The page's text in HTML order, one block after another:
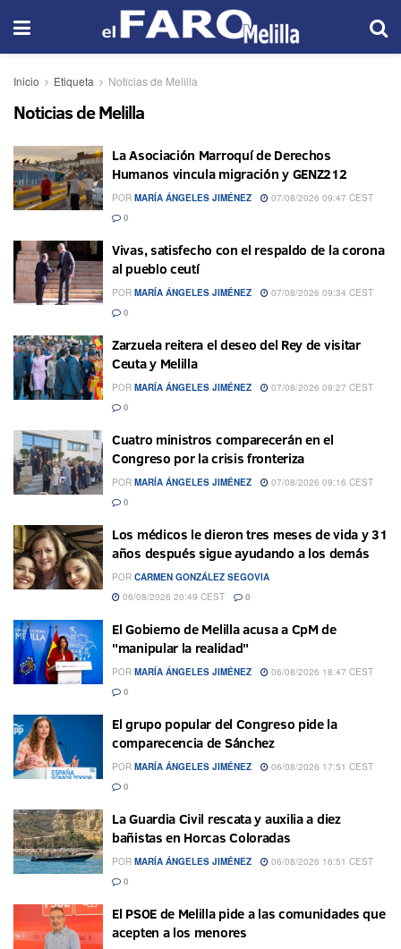
Inicio Etiqueta Noticias de Melilla
Noticias de Melilla
La Asociación Marroquí de Derechos
Humanos vincula migración y GENZ212
POR MARÍA ÁNGELES JIMÉNEZ
07/08/2026 09:47 CEST
0
Vivas, satisfecho con el respaldo de la corona
al pueblo ceutí
POR MARÍA ÁNGELES JIMÉNEZ
07/08/2026 09:34 CEST
0
Zarzuela reitera el deseo del Rey de visitar
Ceuta y Melilla
POR MARÍA ÁNGELES JIMÉNEZ
07/08/2026 09:27 CEST
0
Cuatro ministros comparecerán en el
Congreso por la crisis fronteriza
POR MARÍA ÁNGELES JIMÉNEZ
07/08/2026 09:16 CEST
0
Los médicos le dieron tres meses de vida y 31
años después sigue ayudando a los demás
POR CARMEN GONZÁLEZ SEGOVIA
06/08/2026 20:49 CEST
0
El Gobierno de Melilla acusa a CpM de
"manipular la realidad"
POR MARÍA ÁNGELES JIMÉNEZ
06/08/2026 18:47 CEST
0
El grupo popular del Congreso pide la
comparecencia de Sánchez
POR MARÍA ÁNGELES JIMÉNEZ
06/08/2026 17:51 CEST
0
La Guardia Civil rescata y auxilia a diez
bañistas en Horcas Coloradas
POR MARÍA ÁNGELES JIMÉNEZ
06/08/2026 16:51 CEST
0
El PSOE de Melilla pide a las comunidades que
acepten a los menores